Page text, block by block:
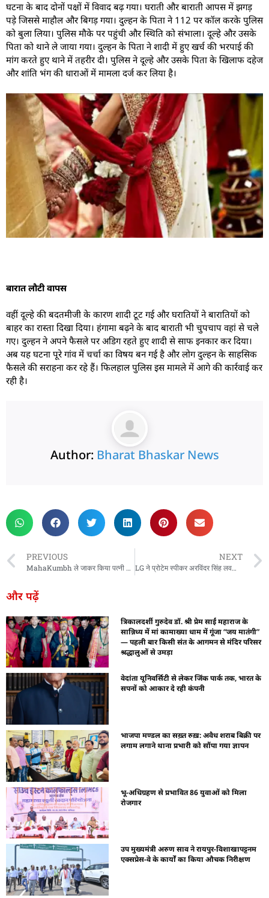
घटना के बाद दोनों पक्षों में विवाद बढ़ गया। घराती और बाराती आपस में झगड़
पड़े जिससे माहौल और बिगड़ गया। दुल्हन के पिता ने 112 पर कॉल करके पुलिस
को बुला लिया। पुलिस मौके पर पहुंची और स्थिति को संभाला। दूल्हे और उसके
पिता को थाने ले जाया गया। दुल्हन के पिता ने शादी में हुए खर्च की भरपाई की
मांग करते हुए थाने में तहरीर दी। पुलिस ने दूल्हे और उसके पिता के खिलाफ दहेज
और शांति भंग की धाराओं में मामला दर्ज कर लिया है।
बारात लौटी वापस
वहीं दूल्हे की बदतमीजी के कारण शादी टूट गई और घरातियों ने बारातियों को
बाहर का रास्ता दिखा दिया। हंगामा बढ़ने के बाद बाराती भी चुपचाप वहां से चले
गए। दुल्हन ने अपने फैसले पर अडिग रहते हुए शादी से साफ इनकार कर दिया।
अब यह घटना पूरे गांव में चर्चा का विषय बन गई है और लोग दुल्हन के साहसिक
फैसले की सराहना कर रहे हैं। फिलहाल पुलिस इस मामले में आगे की कार्रवाई कर
रही है।
Author: Bharat Bhaskar News
PREVIOUS
MahaKumbh ले जाकर किया पत्नी का मर्डर, पुलिस से बोला- मेले में खो गई… दूसरी महिला से अफेयर में ‘कातिल’ बना सफाईकर्मी पति, बेटे ने खोला राज
NEXT
LG ने प्रोटेम स्पीकर अरविंदर सिंह लवली को दिलाई शपथ, दिल्ली विधानसभा के सत्र की शुरुआत आज
और पढ़ें
त्रिकालदर्शी गुरुदेव डॉ. श्री प्रेम साईं महाराज के
सान्निध्य में मां कामाख्या धाम में गूंजा “जय मातंगी”
— पहली बार किसी संत के आगमन से मंदिर परिसर
श्रद्धालुओं से उमड़ा
वेदांता यूनिवर्सिटी से लेकर जिंक पार्क तक, भारत के
सपनों को आकार दे रही कंपनी
भाजपा मण्डल का सख़्त रुख़: अवैध शराब बिक्री पर
लगाम लगाने थाना प्रभारी को सौंपा गया ज्ञापन
भू-अधिग्रहण से प्रभावित 86 युवाओं को मिला
रोजगार
उप मुख्यमंत्री अरुण साव ने रायपुर-विशाखापट्टनम
एक्सप्रेस-वे के कार्यों का किया औचक निरीक्षण